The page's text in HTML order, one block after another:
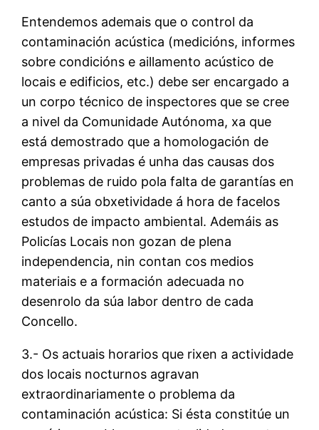
Entendemos ademais que o control da
contaminación acústica (medicións, informes
sobre condicións e aillamento acústico de
locais e edificios, etc.) debe ser encargado a
un corpo técnico de inspectores que se cree
a nivel da Comunidade Autónoma, xa que
está demostrado que a homologación de
empresas privadas é unha das causas dos
problemas de ruido pola falta de garantías en
canto a súa obxetividade á hora de facelos
estudos de impacto ambiental. Ademáis as
Policías Locais non gozan de plena
independencia, nin contan cos medios
materiais e a formación adecuada no
desenrolo da súa labor dentro de cada
Concello.
3.- Os actuais horarios que rixen a actividade
dos locais nocturnos agravan
extraordinariamente o problema da
contaminación acústica: Si ésta constitúe un